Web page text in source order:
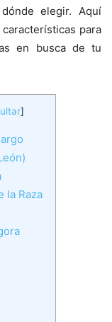
elegir. Aquí
para
en busca de tu
]
la Raza